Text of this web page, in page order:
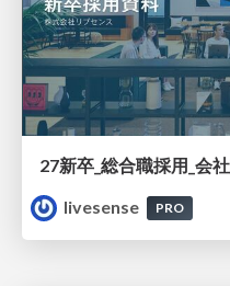
27新卒_総合職採用_会
livesense
PRO